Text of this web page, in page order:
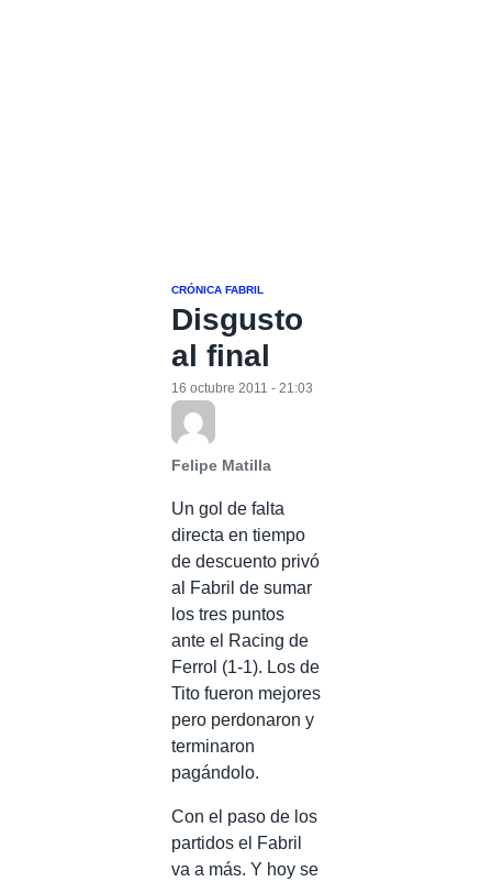
CRÓNICA FABRIL
Disgusto
al final
Felipe Matilla
16 octubre 2011 - 21:03
Un gol de falta
directa en tiempo
de descuento privó
al Fabril de sumar
los tres puntos
ante el Racing de
Ferrol (1-1). Los de
Tito fueron mejores
pero perdonaron y
terminaron
pagándolo.
Con el paso de los
partidos el Fabril
va a más. Y hoy se